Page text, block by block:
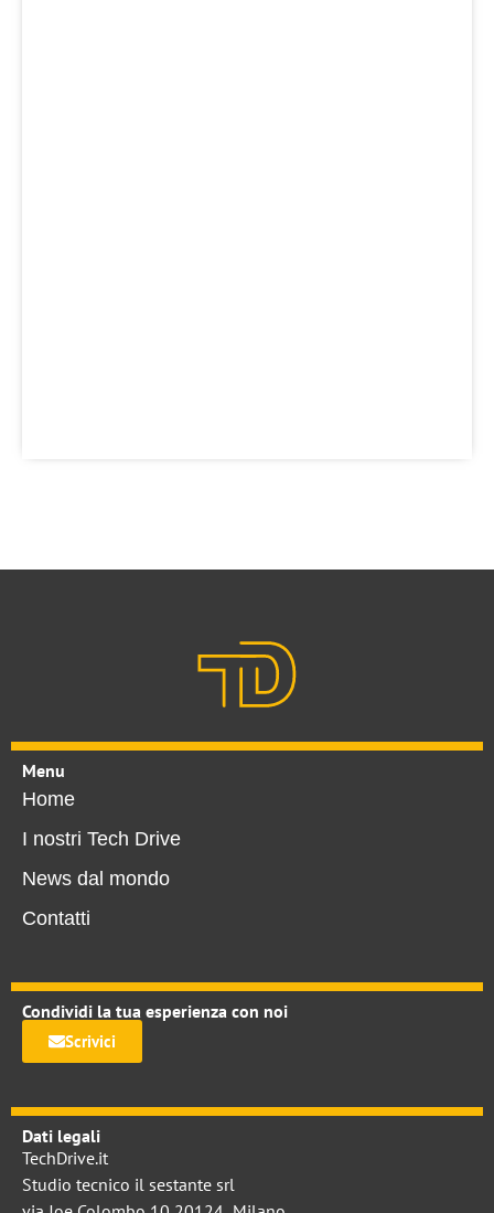
Menu
Home
I nostri Tech Drive
News dal mondo
Contatti
Condividi la tua esperienza con noi
Scrivici
Dati legali
TechDrive.it
Studio tecnico il sestante srl